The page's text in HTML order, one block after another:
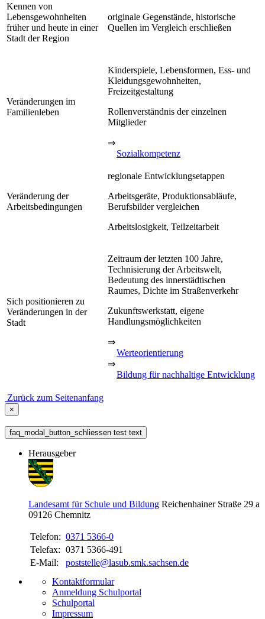
Kennen von
Lebensgewohnheiten
früher und heute in einer
Stadt der Region
originale Gegenstände, historische
Quellen im Vergleich erschließen
Veränderungen im
Familienleben
Kinderspiele, Lebensformen, Ess- und
Kleidungsgewohnheiten,
Freizeitgestaltung
Rollenverständnis der einzelnen
Mitglieder
⇒
Sozialkompetenz
Veränderung der
Arbeitsbedingungen
regionale Entwicklungsetappen
Arbeitsgeräte, Produktionsabläufe,
Berufsbilder vergleichen
Arbeitslosigkeit, Teilzeitarbeit
Sich positionieren zu
Veränderungen in der
Stadt
Zeitraum der letzten 100 Jahre,
Technisierung der Arbeitswelt,
Bedeutung des innerstädtischen
Raumes, Dichte im Straßenverkehr
Zukunftswerkstatt, eigene
Handlungsmöglichkeiten
⇒
Werteorientierung
⇒
Bildung für nachhaltige Entwicklung
Zurück zum Seitenanfang
×
faq_modal_button_schliessen test text
Herausgeber
Landesamt für Schule und Bildung Reichenhainer Straße 29 a
09126 Chemnitz
Telefon: 0371 5366-0
Telefax: 0371 5366-491
E-Mail:
poststelle@lasub.smk.sachsen.de
Kontaktformular
Anmeldung Schulportal
Schulportal
Impressum